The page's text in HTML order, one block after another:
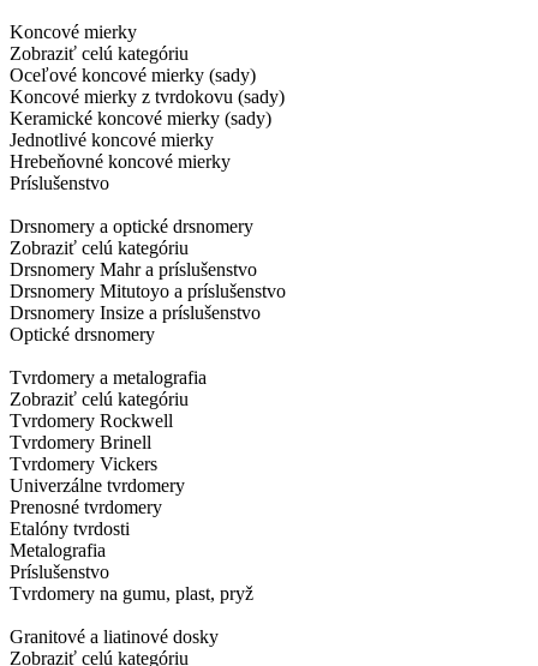
Koncové mierky
Zobraziť celú kategóriu
Oceľové koncové mierky (sady)
Koncové mierky z tvrdokovu (sady)
Keramické koncové mierky (sady)
Jednotlivé koncové mierky
Hrebeňovné koncové mierky
Príslušenstvo
Drsnomery a optické drsnomery
Zobraziť celú kategóriu
Drsnomery Mahr a príslušenstvo
Drsnomery Mitutoyo a príslušenstvo
Drsnomery Insize a príslušenstvo
Optické drsnomery
Tvrdomery a metalografia
Zobraziť celú kategóriu
Tvrdomery Rockwell
Tvrdomery Brinell
Tvrdomery Vickers
Univerzálne tvrdomery
Prenosné tvrdomery
Etalóny tvrdosti
Metalografia
Príslušenstvo
Tvrdomery na gumu, plast, pryž
Granitové a liatinové dosky
Zobraziť celú kategóriu